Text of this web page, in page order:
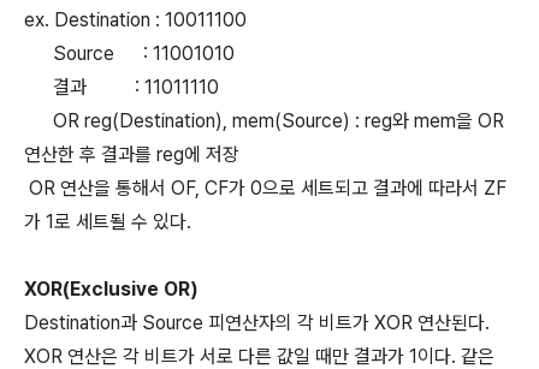
ex. Destination : 10011100
Source : 11001010
결과 : 11011110
OR reg(Destination), mem(Source) : reg와 mem을 OR
연산한 후 결과를 reg에 저장
OR 연산을 통해서 OF, CF가 0으로 세트되고 결과에 따라서 ZF
가 1로 세트될 수 있다.
XOR(Exclusive OR)
Destination과 Source 피연산자의 각 비트가 XOR 연산된다.
XOR 연산은 각 비트가 서로 다른 값일 때만 결과가 1이다. 같은